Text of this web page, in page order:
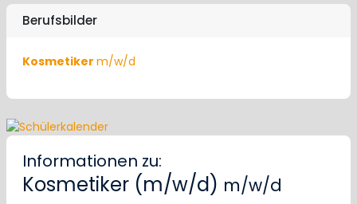
Berufsbilder
Kosmetiker m/w/d
Informationen zu:
Kosmetiker (m/w/d) m/w/d